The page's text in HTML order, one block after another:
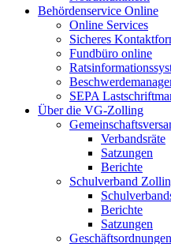
Behördenservice Online
Online Services
Sicheres
Fundbüro online
SEPA
Über die VG-Zolling
Verbandsräte
Satzungen
Berichte
Schulverband
Berichte
Satzungen
Geschäftsordnungen